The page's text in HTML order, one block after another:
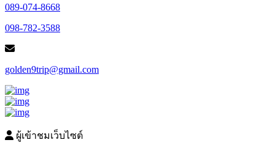
089-074-8668
098-782-3588
golden9trip@gmail.com
ผู้เข้าชมเว็บไซต์